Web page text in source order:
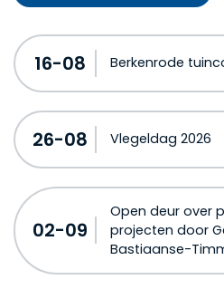
16-08 Berkenrode
26-08 Vlegeldag 2026
02-09
Open deur over
projecten door
Bastiaanse-